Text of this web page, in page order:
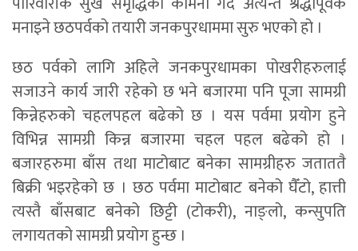
मनाइने छठपर्वको तयारी जनकपुरधाममा सुरु भएको हो ।
छठ पर्वको लागि अहिले जनकपुरधामका पोखरीहरुलाई
सजाउने कार्य जारी रहेको छ भने बजारमा पनि पूजा सामग्री
किन्नेहरुको चहलपहल बढेको छ । यस पर्वमा प्रयोग हुने
विभिन्न सामग्री किन्न बजारमा चहल पहल बढेको हो ।
बजारहरुमा बाँस तथा माटोबाट बनेका सामग्रीहरु जताततै
बिक्री भइरहेको छ । छठ पर्वमा माटोबाट बनेको घैँटो, हात्ती
त्यस्तै बाँसबाट बनेको छिट्टी (टोकरी), नाङ्लो, कन्सुपति
लगायतको सामग्री प्रयोग हुन्छ ।